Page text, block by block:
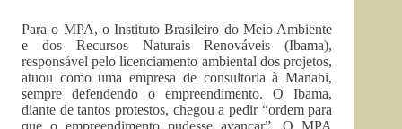
Para o MPA, o Instituto Brasileiro do Meio Ambiente
e dos Recursos Naturais Renováveis (Ibama),
responsável pelo licenciamento ambiental dos projetos,
atuou como uma empresa de consultoria à Manabi,
sempre defendendo o empreendimento. O Ibama,
diante de tantos protestos, chegou a pedir “ordem para
que o empreendimento pudesse avançar”. O MPA